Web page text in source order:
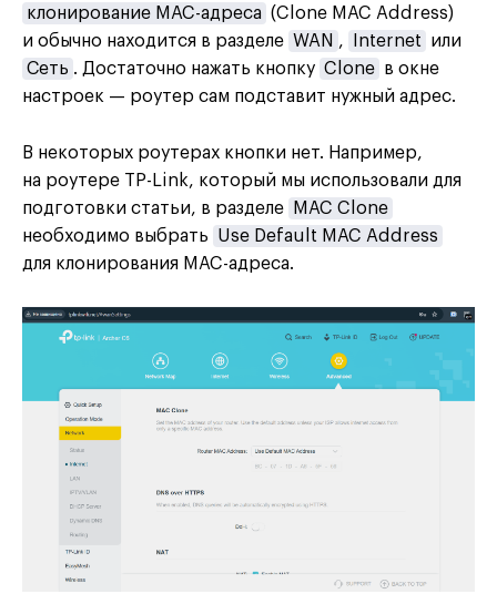
клонирование MAC-адреса (Clone MAC Address)
и обычно находится в разделе WAN , Internet
или
Сеть . Достаточно нажать кнопку Clone в окне
настроек — роутер сам подставит нужный адрес.
В некоторых роутерах кнопки нет. Например,
на роутере TP-Link, который мы использовали для
подготовки статьи, в разделе
MAC Clone
необходимо выбрать
Use Default MAC Address
для клонирования MAC-адреса.